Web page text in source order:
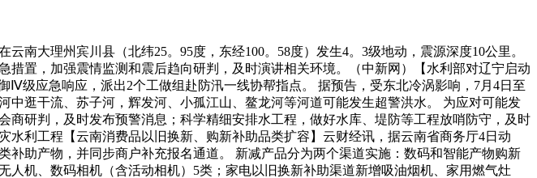
大理州宾川县（北纬25。95度，东经100。58度）发生4。3级地动，震源深度10公里。
置，加强震情监测和震后趋向研判，及时演讲相关环境。（中新网）【水利部对辽宁启动
级应急响应，派出2个工做组赴防汛一线协帮指点。 据预告，受东北冷涡影响，7月4日至
逛干流、苏子河，辉发河、小孤江山、鳌龙河等河道可能发生超警洪水。 为应对可能发
研判，及时发布预警消息；科学精细安排水工程，做好水库、堤防等工程放哨防守，及时
利工程【云南消费品以旧换新、购新补助品类扩容】云财经讯，据云南省商务厅4日动
助产物，并同步商户补充报名通道。 新减产品分为两个渠道实施：数码和智能产物购新
机、数码相机（含活动相机）5类；家电以旧换新补助渠道新增吸油烟机、家用燃气灶